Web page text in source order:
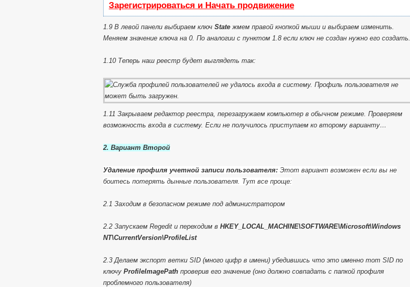
Зарегистрироваться и Начать продвижение
1.9 В левой панели выбираем ключ State жмем правой кнопкой мыши и выбираем изменить.
Меняем значение ключа на 0. По аналогии с пунктом 1.8 если ключ не создан нужно его создать.
1.10 Теперь наш реестр будет выглядеть так:
1.11 Закрываем редактор реестра, перезагружаем компьютер в обычном режиме. Проверяем
возможность входа в систему. Если не получилось приступаем ко второму варианту…
2. Вариант Второй
Удаление профиля учетной записи пользователя: Этот вариант возможен если вы не
боитесь потерять дынные пользователя. Тут все проще:
2.1 Заходим в безопасном режиме под администратором
2.2 Запускаем Regedit и переходим в HKEY_LOCAL_MACHINE\SOFTWARE\Microsoft\Windows
NT\CurrentVersion\ProfileList
2.3 Делаем экспорт ветки SID (много цифр в имени) убедившись что это именно тот SID по
ключу ProfileImagePath проверив его значение (оно должно совпадать с папкой профиля
проблемного пользователя)